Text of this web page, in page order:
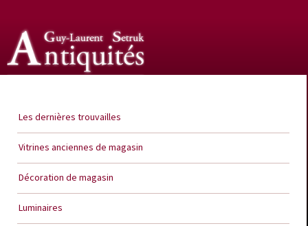
Les dernières trouvailles
Vitrines anciennes de magasin
Décoration de magasin
Luminaires